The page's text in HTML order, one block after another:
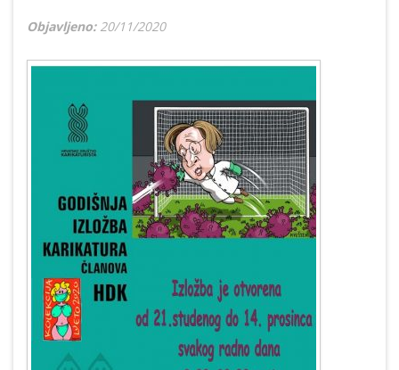
Objavljeno: 20/11/2020